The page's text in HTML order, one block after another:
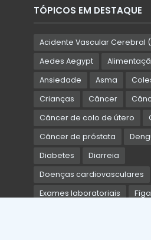
TÓPICOS EM DESTAQUE
Acidente Vascular Cerebral
Aedes Aegypt
Ansiedade
Asma
Crianças
Câncer
Câncer de colo de útero
Câncer de próstata
Diabetes
Diarreia
Doenças cardiovasculares
Exames laboratoriais